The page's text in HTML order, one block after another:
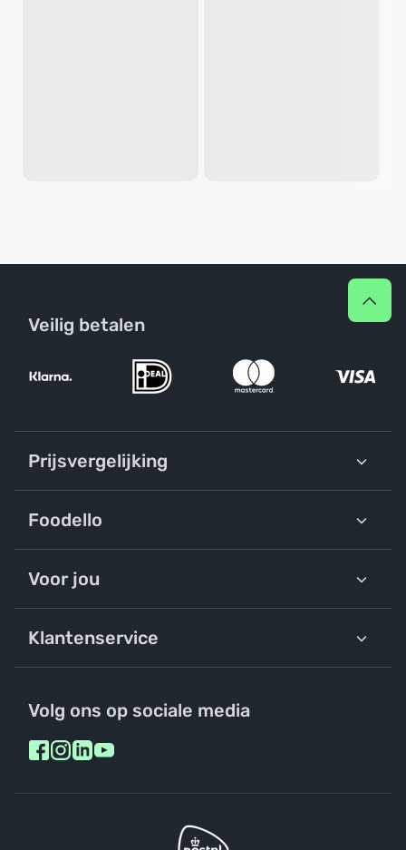
Veilig betalen
Prijsvergelijking
Foodello
Voor jou
Klantenservice
Volg ons op sociale media